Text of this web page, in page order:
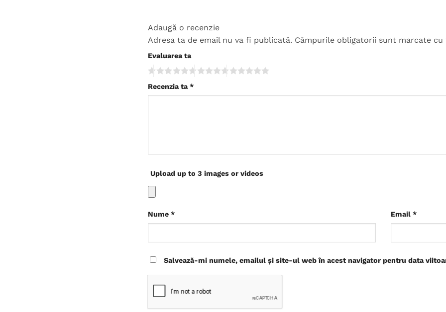
Adaugă o recenzie
Adresa ta de email nu va fi publicată. Câmpurile obligatorii sunt marcate cu
Evaluarea ta
Recenzia ta *
Upload up to 3 images or videos
Nume * Email *
Salvează-mi numele, emailul și site-ul web în acest navigator pentru data